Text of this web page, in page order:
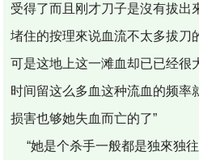
受得了而且刚才刀子是沒有拔出
堵住的按理來说血流不太多拔刀
可是这地上这一滩血却已已经很
时间留这么多血这种流血的频率
损害也够她失血而亡的了”
“她是个杀手一般都是独來独